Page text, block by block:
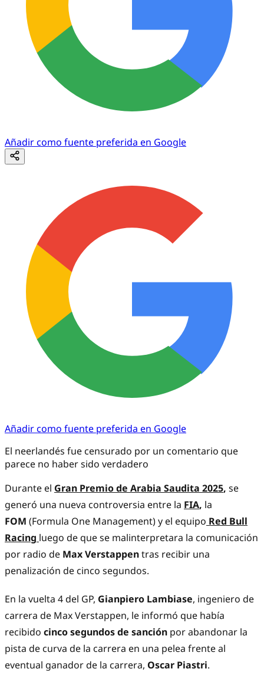
Añadir como fuente preferida en Google
Añadir como fuente preferida en Google
El neerlandés fue censurado por un comentario que
parece no haber sido verdadero
Durante el Gran Premio de Arabia Saudita 2025, se
generó una nueva controversia entre la FIA, la
FOM (Formula One Management) y el equipo Red Bull
Racing luego de que se malinterpretara la comunicación
por radio de Max Verstappentras recibir una
penalización de cinco segundos.
En la vuelta 4 del GP, Gianpiero Lambiase, ingeniero de
carrera de Max Verstappen, le informó que había
recibido cinco segundos de sanción por abandonar la
pista de curva de la carrera en una pelea frente al
eventual ganador de la carrera, Oscar Piastri.